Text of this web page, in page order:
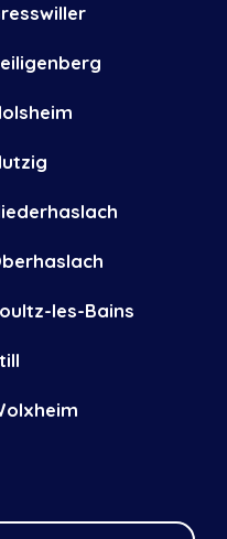
les-Bains